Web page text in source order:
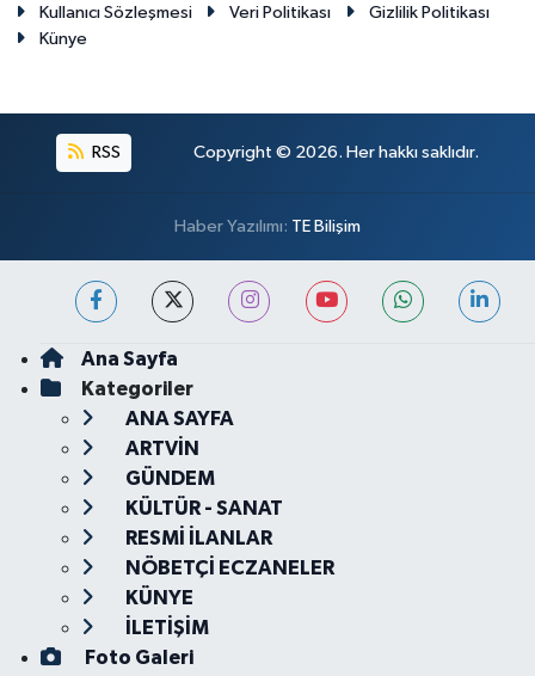
Kullanıcı Sözleşmesi
Veri Politikası
Gizlilik Politikası
Künye
RSS Copyright © 2026. Her hakkı saklıdır.
Haber Yazılımı: TE Bilişim
Ana Sayfa
Kategoriler
ANA SAYFA
ARTVİN
GÜNDEM
KÜLTÜR - SANAT
RESMİ İLANLAR
NÖBETÇİ ECZANELER
KÜNYE
İLETİŞİM
Foto Galeri